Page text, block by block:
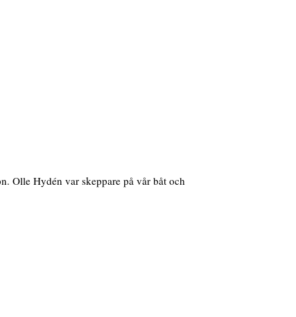
Olle Hydén var skeppare på vår båt och